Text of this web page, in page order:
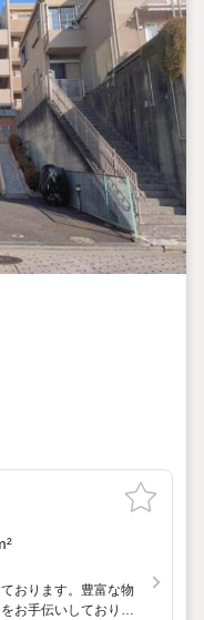
ざいます。詳しくは
！
ストア等の情報、災
します
指定場所から無料送
おります。豊富な物
お手伝いしておりま